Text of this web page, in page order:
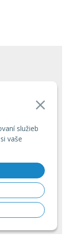
služieb
vaše